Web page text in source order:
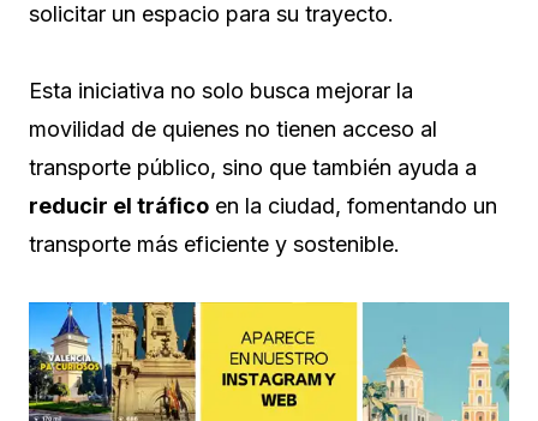
solicitar un espacio para su trayecto.
Esta iniciativa no solo busca mejorar la
movilidad de quienes no tienen acceso al
transporte público, sino que también ayuda a
reducir el tráfico en la ciudad, fomentando un
transporte más eficiente y sostenible.